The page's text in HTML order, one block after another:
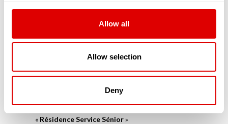
Allow all
Allow selection
Deny
résidences modernes sont connectées aux
Souvent situés en centre-ville, ces appartements
ou maisonnées en coliving sont souvent privés et
ne font pas partie du secteur médico-social.
« Résidence Service Sénior»